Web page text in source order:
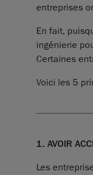
entreprises
En fait,
ingénierie
Certaines
Voici les 5
1. AVOIR
Les